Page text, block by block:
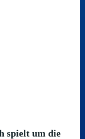
spielt um die